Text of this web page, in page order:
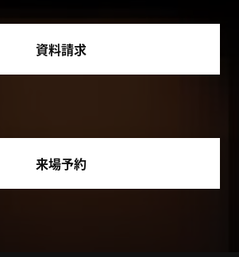
資料請求
来場予約